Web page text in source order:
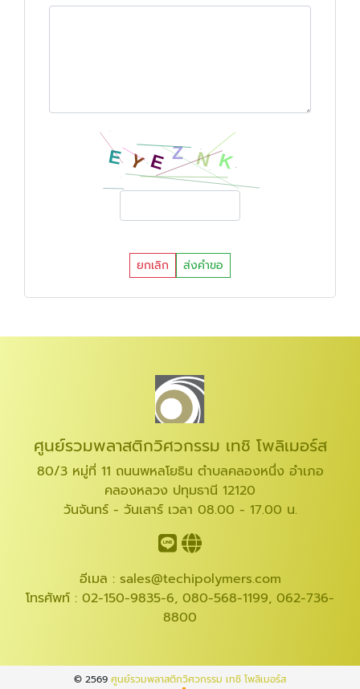
ยกเลิก ส่งคำขอ
ศูนย์รวมพลาสติกวิศวกรรม เทชิ โพลิเมอร์ส
80/3 หมู่ที่ 11 ถนนพหลโยธิน ตำบลคลองหนึ่ง อำเภอ
คลองหลวง ปทุมธานี 12120
วันจันทร์ - วันเสาร์ เวลา 08.00 - 17.00 น.
อีเมล : sales@techipolymers.com
โทรศัพท์ : 02-150-9835-6, 080-568-1199, 062-736-
8800
© 2569 ศูนย์รวมพลาสติกวิศวกรรม เทชิ โพลิเมอร์ส